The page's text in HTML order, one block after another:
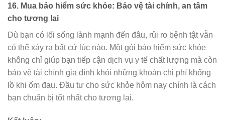
16. Mua bảo hiểm sức khỏe: Bảo vệ tài chính, an tâm
cho tương lai
Dù bạn có lối sống lành mạnh đến đâu, rủi ro bệnh tật vẫn
có thể xảy ra bất cứ lúc nào. Một gói bảo hiểm sức khỏe
không chỉ giúp bạn tiếp cận dịch vụ y tế chất lượng mà còn
bảo vệ tài chính gia đình khỏi những khoản chi phí khổng
lồ khi ốm đau. Đầu tư cho sức khỏe hôm nay chính là cách
bạn chuẩn bị tốt nhất cho tương lai.